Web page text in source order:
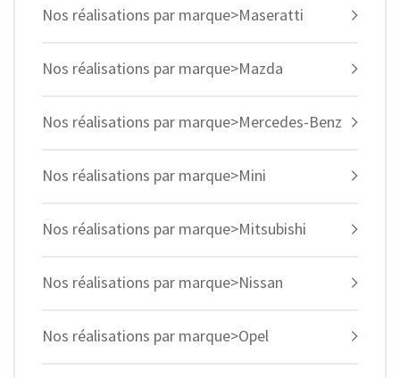
Nos réalisations par marque>Maseratti
Nos réalisations par marque>Mazda
Nos réalisations par marque>Mercedes-Benz
Nos réalisations par marque>Mini
Nos réalisations par marque>Mitsubishi
Nos réalisations par marque>Nissan
Nos réalisations par marque>Opel